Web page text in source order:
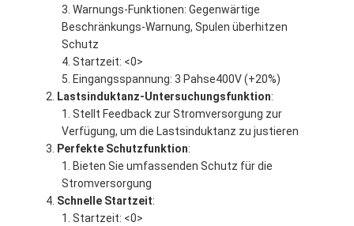
Warnungs-Funktionen: Gegenwärtige
Beschränkungs-Warnung, Spulen überhitzen
Schutz
Startzeit: <0>
Eingangsspannung: 3 Pahse400V (+20%)
Lastsinduktanz-Untersuchungsfunktion:
Stellt Feedback zur Stromversorgung zur
Verfügung, um die Lastsinduktanz zu justieren
Perfekte Schutzfunktion:
Bieten Sie umfassenden Schutz für die
Stromversorgung
Schnelle Startzeit:
Startzeit: <0>